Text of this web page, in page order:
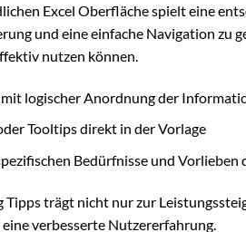
Excel Oberfläche spielt eine
und eine einfache Navigation zu
nutzen können.
logischer Anordnung der
Tooltips direkt in der Vorlage
Bedürfnisse und Vorlieben
trägt nicht nur zur
verbesserte Nutzererfahrung.